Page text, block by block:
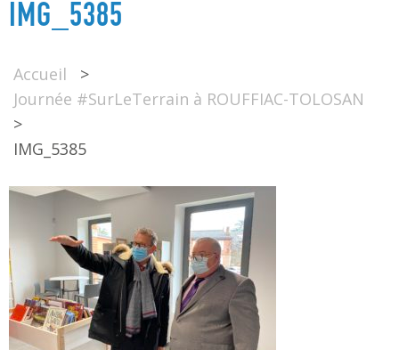
MA CANDIDATURE 2024
DÉPUTÉ 2017 – 2022
MES ACTIONS 2017 – 2022
IMG_5385
Accueil
>
Journée #SurLeTerrain à ROUFFIAC-TOLOSAN
>
IMG_5385